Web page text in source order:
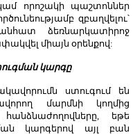
որոշակի պաշտոններ
զբաղվելու՝
ձեռնարկատիրոջ
միայն օրենքով:
կարգը
ստուգում են
մարմնի կողմից
եթե
կարգերով այլ բան